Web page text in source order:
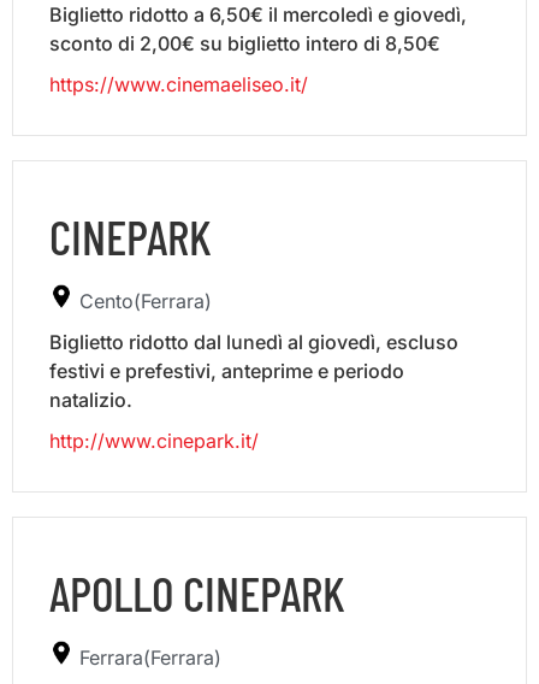
Biglietto ridotto a 6,50€ il mercoledì e giovedì,
sconto di 2,00€ su biglietto intero di 8,50€
https://www.cinemaeliseo.it/
CINEPARK
Cento(Ferrara)
Biglietto ridotto dal lunedì al giovedì, escluso
festivi e prefestivi, anteprime e periodo
natalizio.
http://www.cinepark.it/
APOLLO CINEPARK
Ferrara(Ferrara)